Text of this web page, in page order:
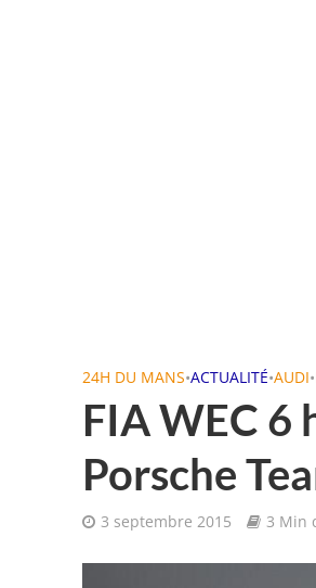
24H DU MANS•ACTUALITÉ•AUDI•
FIA WEC 6
Porsche
3 septembre 2015 3 Min